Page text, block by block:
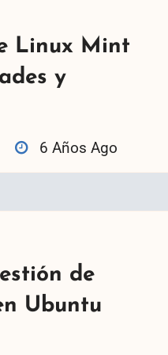
Linux Mint
y
6 Años Ago
de
Ubuntu